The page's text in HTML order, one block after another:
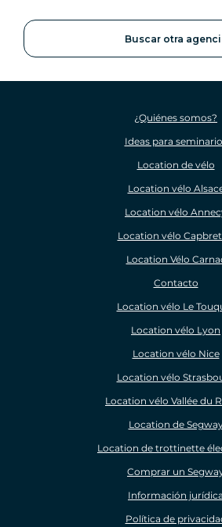
Buscar otra
¿Quiénes somos?
Ideas para
Location de vélo
Location vélo
Location vélo
Location vélo
Location Vélo
Contacto
Location vélo Le
Location vélo Lyon
Location vélo Nice
Location vélo
Location vélo Vallée du
Location de
Location de trottinette
Comprar un
Información jurídica
Política de